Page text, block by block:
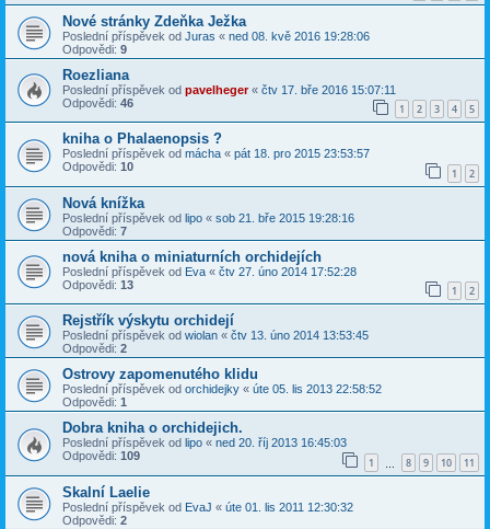
Nové stránky Zdeňka Ježka
Poslední příspěvek od Juras « ned 08. kvě 2016 19:28:06
Odpovědi: 9
Roezliana
Poslední příspěvek od pavelheger« čtv 17. bře 2016 15:07:11
Odpovědi: 46 1 2 3 4 5
kniha o Phalaenopsis ?
Poslední příspěvek od mácha « pát 18. pro 2015 23:53:57
Odpovědi: 10 1 2
Nová knížka
Poslední příspěvek od lipo « sob 21. bře 2015 19:28:16
Odpovědi: 7
nová kniha o miniaturních orchidejích
Poslední příspěvek od Eva « čtv 27. úno 2014 17:52:28
Odpovědi: 13 1 2
Rejstřík výskytu orchidejí
Poslední příspěvek od wiolan « čtv 13. úno 2014 13:53:45
Odpovědi: 2
Ostrovy zapomenutého klidu
Poslední příspěvek od orchidejky « úte 05. lis 2013 22:58:52
Odpovědi: 1
Dobra kniha o orchidejich.
Poslední příspěvek od lipo « ned 20. říj 2013 16:45:03
Odpovědi: 109 1 8 9 10 11
Skalní Laelie
Poslední příspěvek od EvaJ « úte 01. lis 2011 12:30:32
Odpovědi: 2